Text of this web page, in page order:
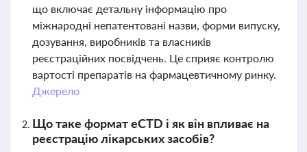
що включає детальну інформацію про
міжнародні непатентовані назви, форми випуску,
дозування, виробників та власників
реєстраційних посвідчень. Це сприяє контролю
вартості препаратів на фармацевтичному ринку.
Джерело
Що таке формат eCTD і як він впливає на
реєстрацію лікарських засобів?